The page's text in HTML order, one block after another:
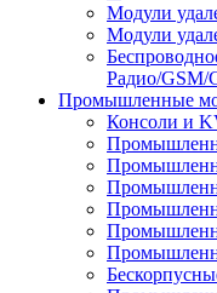
Модули
Модули
Радио/GSM/
Промышленные
Консоли и